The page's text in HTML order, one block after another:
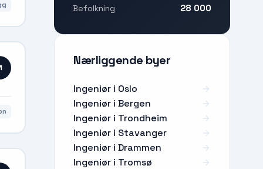
Befolkning 28 000
Nærliggende byer
Ingeniør i Oslo
Ingeniør i Bergen
Ingeniør i Trondheim
Ingeniør i Stavanger
Ingeniør i Drammen
Ingeniør i Tromsø